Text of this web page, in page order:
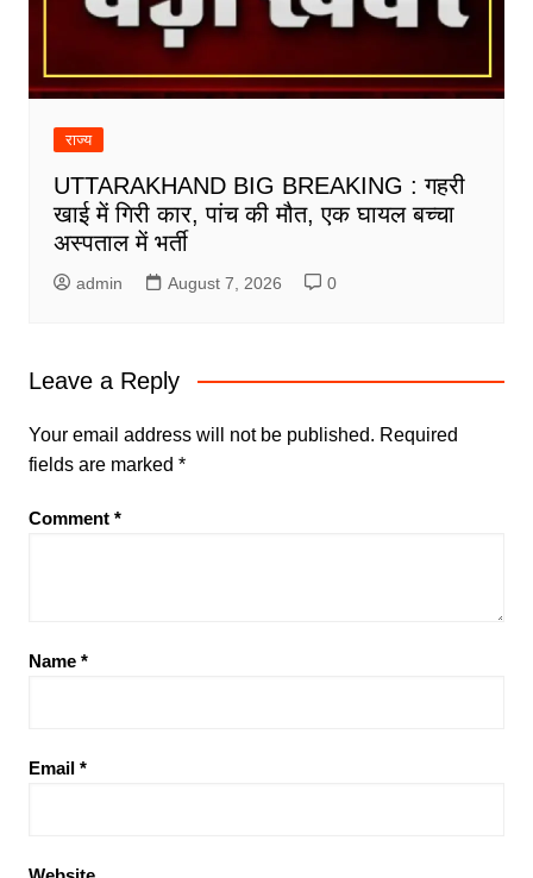
राज्य
UTTARAKHAND BIG BREAKING : गहरी
खाई में गिरी कार, पांच की मौत, एक घायल बच्चा
अस्पताल में भर्ती
admin August 7, 2026 0
Leave a Reply
Your email address will not be published. Required
fields are marked *
Comment *
Name *
Email *